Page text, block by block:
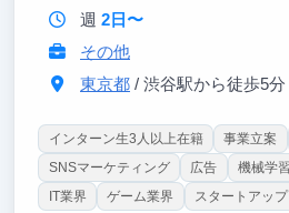
クト全体の推進に関わることがで
週 2日〜
その他
東京都/ 渋谷駅から徒歩5分 / 神泉
インターン生3人以上在籍 事業立案
SNSマーケティング
広告 機械学
IT業界
ゲーム業界 スタートアップ